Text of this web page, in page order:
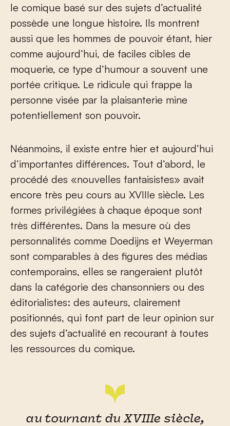
le comique basé sur des sujets d’actualité
possède une longue histoire. Ils montrent
aussi que les hommes de pouvoir étant, hier
comme aujourd’hui, de faciles cibles de
moquerie, ce type d’humour a souvent une
portée critique. Le ridicule qui frappe la
personne visée par la plaisanterie mine
potentiellement son pouvoir.
Néanmoins, il existe entre hier et aujourd’hui
d’importantes différences. Tout d’abord, le
procédé des «nouvelles fantaisistes» avait
encore très peu cours au XVIIIe siècle. Les
formes privilégiées à chaque époque sont
très différentes. Dans la mesure où des
personnalités comme Doedijns et Weyerman
sont comparables à des figures des médias
contemporains, elles se rangeraient plutôt
dans la catégorie des chansonniers ou des
éditorialistes: des auteurs, clairement
positionnés, qui font part de leur opinion sur
des sujets d’actualité en recourant à toutes
les ressources du comique.
au tournant du XVIIIe siècle,